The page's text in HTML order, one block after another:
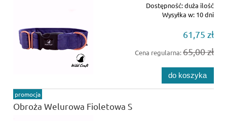
Dostępność:duża ilość
Wysyłka w: 10 dni
61,75 zł
Cena regularna:65,00 zł
do koszyka
Obroża Welurowa Fioletowa S
promocja